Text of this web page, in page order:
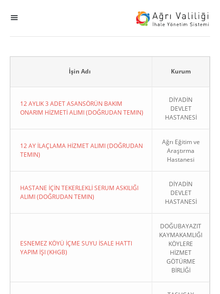
KHGB
Sonuçlanan Kayıtlar
İşin Adı Kurum
12 AYLIK 3 ADET ASANSÖRÜN BAKIM
ONARIM HİZMETİ ALIMI (DOĞRUDAN TEMIN)
DİYADİN
DEVLET
HASTANESİ
12 AY İLAÇLAMA HİZMET ALIMI (DOĞRUDAN
TEMIN)
Ağrı Eğitim ve
Araştırma
Hastanesi
HASTANE İÇİN TEKERLEKLİ SERUM ASKILIĞI
ALIMI (DOĞRUDAN TEMIN)
DİYADİN
DEVLET
HASTANESİ
ESNEMEZ KÖYÜ İÇME SUYU İSALE HATTI
YAPIM İŞI (KHGB)
DOĞUBAYAZIT
KAYMAKAMLIĞI
KÖYLERE
HİZMET
GÖTÜRME
BİRLİĞİ